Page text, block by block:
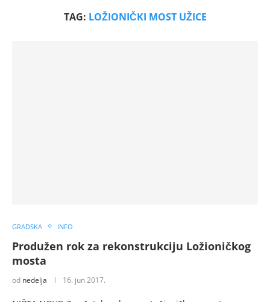
TAG: LOŽIONIČKI MOST UŽICE
GRADSKA INFO
Produžen rok za rekonstrukciju Ložioničkog
mosta
od nedelja 16. jun 2017.